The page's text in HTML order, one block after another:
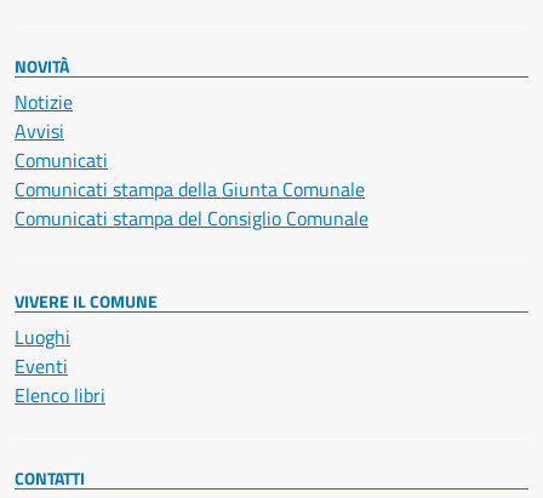
NOVITÀ
Notizie
Avvisi
Comunicati
Comunicati stampa della Giunta Comunale
Comunicati stampa del Consiglio Comunale
VIVERE IL COMUNE
Luoghi
Eventi
Elenco libri
CONTATTI